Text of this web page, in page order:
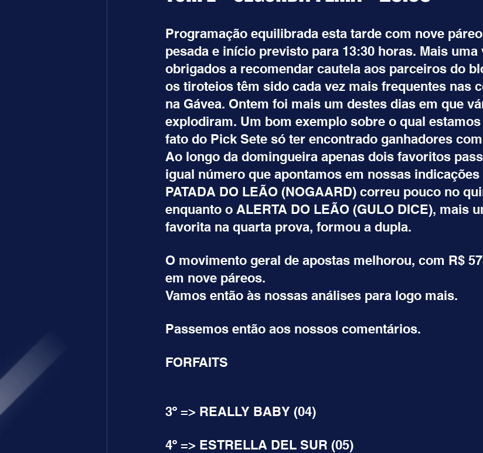
Programação equilibrada esta tarde com nove
pesada e início previsto para 13:30 horas. Mais uma
obrigados a recomendar cautela aos parceiros do
os tiroteios têm sido cada vez mais frequentes nas
na Gávea. Ontem foi mais um destes dias em que
explodiram. Um bom exemplo sobre o qual
fato do Pick Sete só ter encontrado ganhadores
Ao longo da domingueira apenas dois favoritos
igual número que apontamos em nossas
PATADA DO LEÃO (NOGAARD) correu pouco no
enquanto o ALERTA DO LEÃO (GULO DICE), mais
favorita na quarta prova, formou a dupla.
O movimento geral de apostas melhorou, com R$
em nove páreos.
Vamos então às nossas análises para logo mais.
Passemos então aos nossos comentários.
FORFAITS
3º => REALLY BABY (04)
4º => ESTRELLA DEL SUR (05)